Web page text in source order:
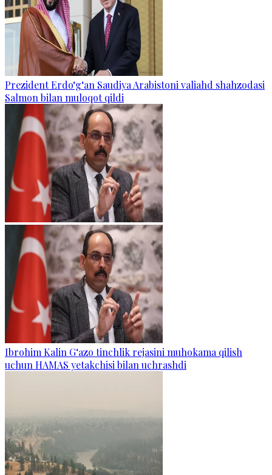
Prezident Erdo‘g‘an Saudiya Arabistoni valiahd shahzodasi
Salmon bilan muloqot qildi
Ibrohim Kalin G‘azo tinchlik rejasini muhokama qilish
uchun HAMAS yetakchisi bilan uchrashdi